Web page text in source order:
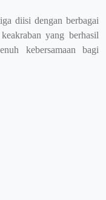
diisi dengan berbagai
yang berhasil
kebersamaan bagi